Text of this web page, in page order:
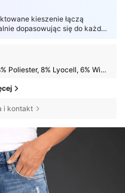
kieszenie łączą
dopasowując się do każdej
54% Bawełna, 28% Poliester, 8% Lyocell, 6% Wiskoza, 3% Elastan, 1% Len
i kontakt